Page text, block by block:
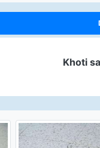
Khoti